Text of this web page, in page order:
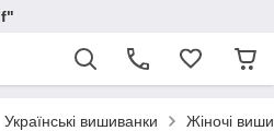
Українські вишиванки Жіночі